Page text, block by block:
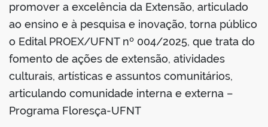
promover a excelência da Extensão, articulado
ao ensino e à pesquisa e inovação, torna público
o Edital PROEX/UFNT nº 004/2025, que trata do
fomento de ações de extensão, atividades
culturais, artísticas e assuntos comunitários,
articulando comunidade interna e externa –
Programa Floresça-UFNT